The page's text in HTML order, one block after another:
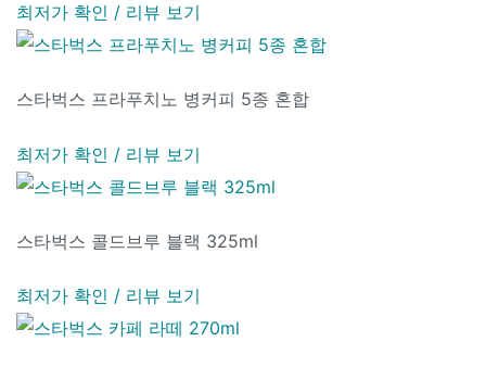
최저가 확인 / 리뷰 보기
스타벅스 프라푸치노 병커피 5종 혼합
최저가 확인 / 리뷰 보기
스타벅스 콜드브루 블랙 325ml
최저가 확인 / 리뷰 보기